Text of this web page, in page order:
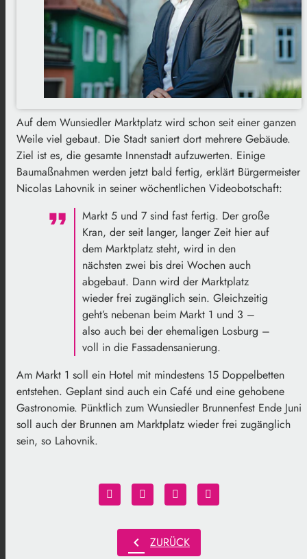
Auf dem Wunsiedler Marktplatz wird schon seit einer ganzen
Weile viel gebaut. Die Stadt saniert dort mehrere Gebäude.
Ziel ist es, die gesamte Innenstadt aufzuwerten. Einige
Baumaßnahmen werden jetzt bald fertig, erklärt Bürgermeister
Nicolas Lahovnik in seiner wöchentlichen Videobotschaft:
Markt 5 und 7 sind fast fertig. Der große
Kran, der seit langer, langer Zeit hier auf
dem Marktplatz steht, wird in den
nächsten zwei bis drei Wochen auch
abgebaut. Dann wird der Marktplatz
wieder frei zugänglich sein. Gleichzeitig
geht’s nebenan beim Markt 1 und 3 –
also auch bei der ehemaligen Losburg –
voll in die Fassadensanierung.
Am Markt 1 soll ein Hotel mit mindestens 15 Doppelbetten
entstehen. Geplant sind auch ein Café und eine gehobene
Gastronomie. Pünktlich zum Wunsiedler Brunnenfest Ende Juni
soll auch der Brunnen am Marktplatz wieder frei zugänglich
sein, so Lahovnik.
chevron_left ZURÜCK